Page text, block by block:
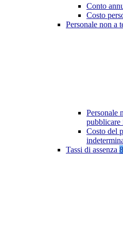
Conto
Costo
Personale non a
Personale
pubblicare
Costo del
Tassi di assenza 8